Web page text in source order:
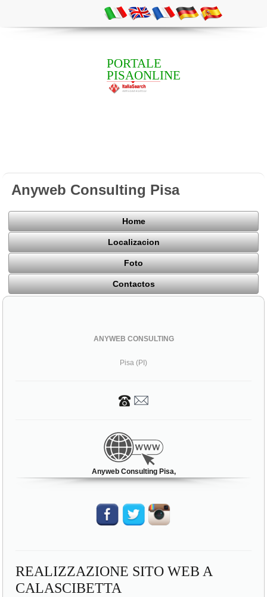
PORTALE
PISAONLINE
Anyweb Consulting Pisa
Home
Localizacion
Foto
Contactos
ANYWEB CONSULTING
Pisa (PI)
Anyweb Consulting Pisa,
REALIZZAZIONE SITO WEB A
CALASCIBETTA